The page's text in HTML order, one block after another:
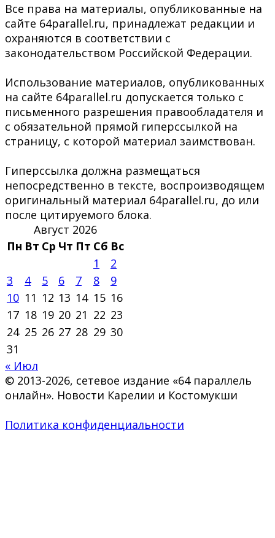
Все права на материалы, опубликованные на
сайте 64parallel.ru, принадлежат редакции и
охраняются в соответствии с
законодательством Российской Федерации.
Использование материалов, опубликованных
на сайте 64parallel.ru допускается только с
письменного разрешения правообладателя и
с обязательной прямой гиперссылкой на
страницу, с которой материал заимствован.
Гиперссылка должна размещаться
непосредственно в тексте, воспроизводящем
оригинальный материал 64parallel.ru, до или
после цитируемого блока.
Август 2026
Пн Вт Ср Чт Пт Сб Вс
1
2
3
4 5 6 7 8
9
10 11 12 13 14 15 16
17 18 19 20 21 22 23
24 25 26 27 28 29 30
31
« Июл
© 2013-2026, сетевое издание «64 параллель
онлайн». Новости Карелии и Костомукши
Политика конфиденциальности